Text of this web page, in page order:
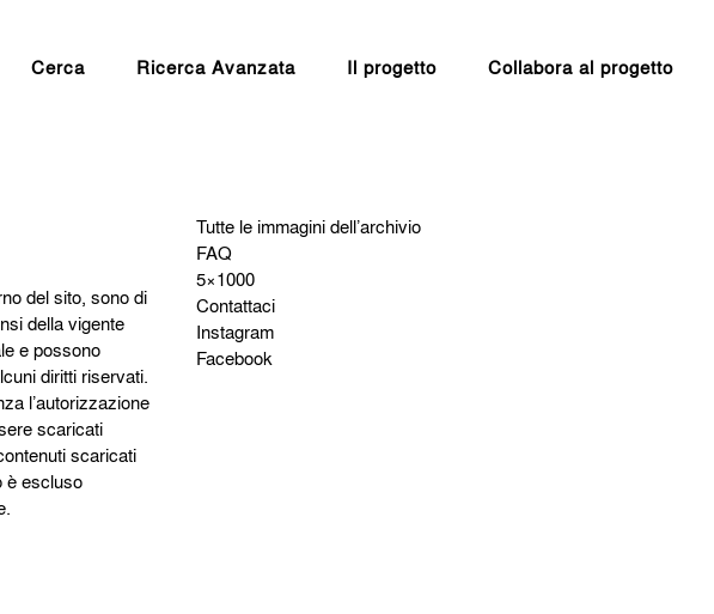
Cerca Ricerca Avanzata Il progetto Collabora al progetto
del sito, sono di
della vigente
e possono
diritti riservati.
l’autorizzazione
scaricati
scaricati
è escluso
Tutte le immagini dell’archivio
FAQ
5×1000
Contattaci
Instagram
Facebook